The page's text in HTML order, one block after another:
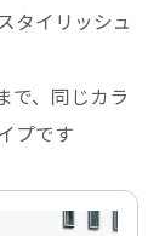
タイリッシュ
で、同じカラ
プです